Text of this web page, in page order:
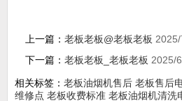
上一篇： 老板老板@老板老板
下一篇： 老板老板_老板老板 2025/
相关标签： 老板油烟机售后 老板售后
维修点 老板收费标准 老板油烟机清洗